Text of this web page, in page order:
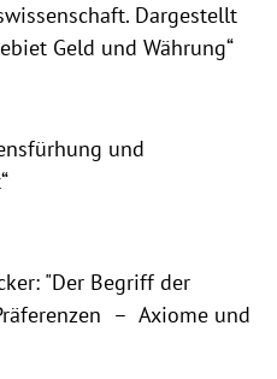
Dargestellt
Geld und Währung“
und
"Der Begriff der
– Axiome und